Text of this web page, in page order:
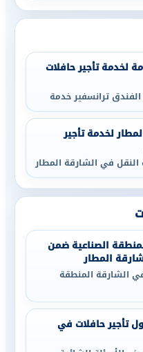
لخدمة تأجير حافلات
ترانسفير خدمة
لخدمة تأجير
في الشارقة المطار
الصناعية ضمن
المطار
في الشارقة المنطقة
تأجير حافلات في